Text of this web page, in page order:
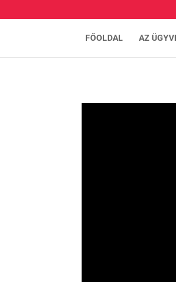
FŐOLDAL AZ